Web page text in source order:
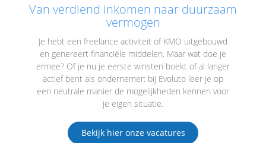
Van verdiend inkomen naar duurzaam
vermogen
Je hebt een freelance activiteit of KMO uitgebouwd
en genereert financiële middelen. Maar wat doe je
ermee? Of je nu je eerste winsten boekt of al langer
actief bent als ondernemer: bij Evoluto leer je op
een neutrale manier de mogelijkheden kennen voor
je eigen situatie.
Bekijk hier onze vacatures